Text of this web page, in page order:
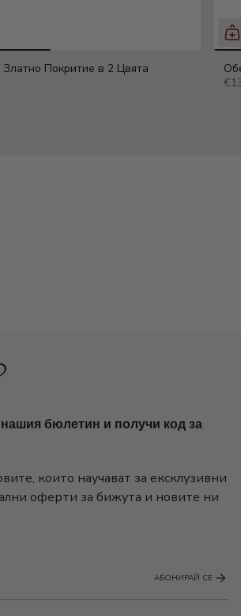
Покритие в 2 Цвята
бюлетин и получи код за
които научават за ексклузивни
оферти за бижута и новите ни
АБОНИРАЙ СЕ